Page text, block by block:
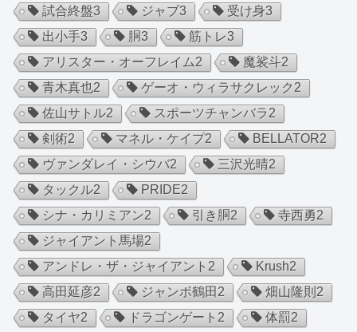
試合終盤3 ジャブ3 受け身3
出小手3 胴3 筋トレ3
アリスター・オーフレイム2 魔裟斗2
青木真也2 ゲーオ・ウィラサクレック2
佐山サトル2 スポーツチャンバラ2
剣術2 マネル・ケイプ2 BELLATOR2
ヴァンダレイ・シウバ2 三沢光晴2
タックル2 PRIDE2
シナ・カリミアン2 引き胴 2 寺西勇2
ジャイアント馬場2
アンドレ・ザ・ジャイアント 2 Krush2
高田延彦2 ジャンボ鶴田 2 畑山隆則 2
タイヤ2 ドラゴンゲート 2 体罰2